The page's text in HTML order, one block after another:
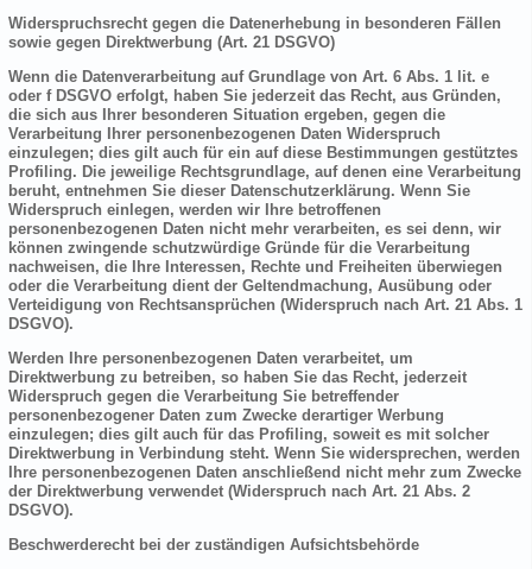
Widerspruchsrecht gegen die Datenerhebung in besonderen Fällen
sowie gegen Direktwerbung (Art. 21 DSGVO)
Wenn die Datenverarbeitung auf Grundlage von Art. 6 Abs. 1 lit. e
oder f DSGVO erfolgt, haben Sie jederzeit das Recht, aus Gründen,
die sich aus Ihrer besonderen Situation ergeben, gegen die
Verarbeitung Ihrer personenbezogenen Daten Widerspruch
einzulegen; dies gilt auch für ein auf diese Bestimmungen gestütztes
Profiling. Die jeweilige Rechtsgrundlage, auf denen eine Verarbeitung
beruht, entnehmen Sie dieser Datenschutzerklärung. Wenn Sie
Widerspruch einlegen, werden wir Ihre betroffenen
personenbezogenen Daten nicht mehr verarbeiten, es sei denn, wir
können zwingende schutzwürdige Gründe für die Verarbeitung
nachweisen, die Ihre Interessen, Rechte und Freiheiten überwiegen
oder die Verarbeitung dient der Geltendmachung, Ausübung oder
Verteidigung von Rechtsansprüchen (Widerspruch nach Art. 21 Abs. 1
DSGVO).
Werden Ihre personenbezogenen Daten verarbeitet, um
Direktwerbung zu betreiben, so haben Sie das Recht, jederzeit
Widerspruch gegen die Verarbeitung Sie betreffender
personenbezogener Daten zum Zwecke derartiger Werbung
einzulegen; dies gilt auch für das Profiling, soweit es mit solcher
Direktwerbung in Verbindung steht. Wenn Sie widersprechen, werden
Ihre personenbezogenen Daten anschließend nicht mehr zum Zwecke
der Direktwerbung verwendet (Widerspruch nach Art. 21 Abs. 2
DSGVO).
Beschwerderecht bei der zuständigen Aufsichtsbehörde